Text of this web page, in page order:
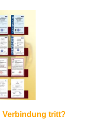
Verbindung tritt?